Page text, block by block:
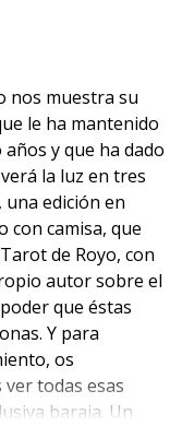
nos muestra su
le ha mantenido
y que ha dado
la luz en tres
edición en
con camisa, que
de Royo, con
autor sobre el
que éstas
Y para
os
todas esas
baraja. Un